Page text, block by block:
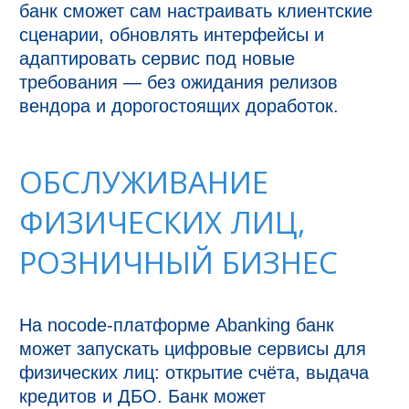
банк сможет сам настраивать клиентские
сценарии, обновлять интерфейсы и
адаптировать сервис под новые
требования — без ожидания релизов
вендора и дорогостоящих доработок.
ОБСЛУЖИВАНИЕ
ФИЗИЧЕСКИХ ЛИЦ,
РОЗНИЧНЫЙ БИЗНЕС
На nocode-платформе Abanking банк
может запускать цифровые сервисы для
физических лиц: открытие счёта, выдача
кредитов и ДБО. Банк может